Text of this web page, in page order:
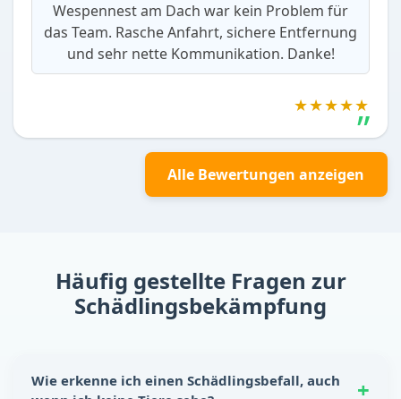
Wespennest am Dach war kein Problem für
das Team. Rasche Anfahrt, sichere Entfernung
und sehr nette Kommunikation. Danke!
★★★★★
Alle Bewertungen anzeigen
Häufig gestellte Fragen zur
Schädlingsbekämpfung
Wie erkenne ich einen Schädlingsbefall, auch